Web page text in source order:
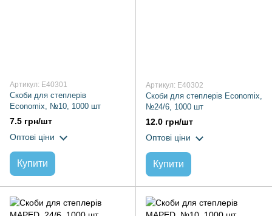
Артикул: E40301
Скоби для степлерів
Economix, №10, 1000 шт
7.5 грн/шт
Оптові ціни
Купити
Артикул: E40302
Скоби для степлерів Economix,
№24/6, 1000 шт
12.0 грн/шт
Оптові ціни
Купити